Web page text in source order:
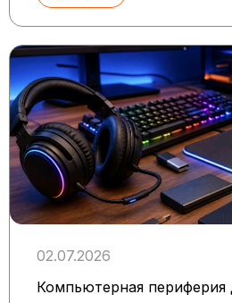
02.07.2026
Компьютерная периферия